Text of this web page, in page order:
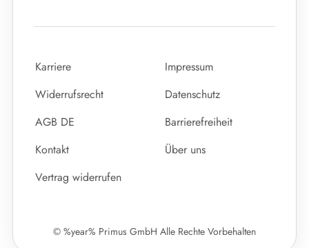
Karriere
Impressum
Widerrufsrecht
Datenschutz
AGB DE
Barrierefreiheit
Kontakt
Über uns
Vertrag widerrufen
© %year% Primus GmbH Alle Rechte Vorbehalten